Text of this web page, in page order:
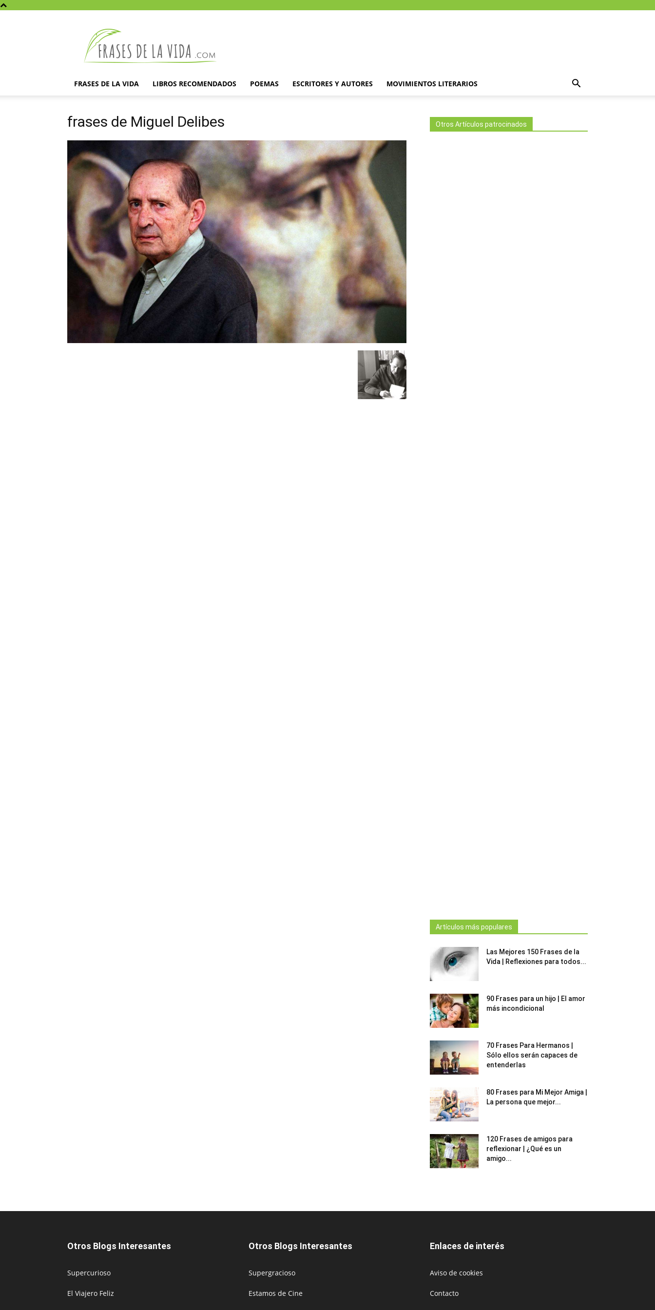
la
vida
FRASES DE LA VIDA LIBROS RECOMENDADOS POEMAS ESCRITORES Y AUTORES MOVIMIENTOS LITERARIOS
frases de Miguel Delibes Otros Artículos patrocinados
Artículos más populares
Las Mejores 150 Frases de la
Vida | Reflexiones para todos...
90 Frases para un hijo | El amor
más incondicional
70 Frases Para Hermanos |
Sólo ellos serán capaces de
entenderlas
80 Frases para Mi Mejor Amiga |
La persona que mejor...
120 Frases de amigos para
reflexionar | ¿Qué es un
amigo...
Otros Blogs Interesantes
Supercurioso
El Viajero Feliz
Otros Blogs Interesantes
Supergracioso
Estamos de Cine
Enlaces de interés
Aviso de cookies
Contacto